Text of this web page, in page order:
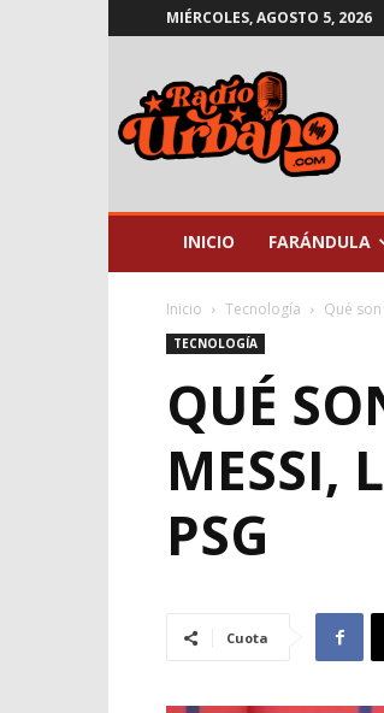
MIÉRCOLES, AGOSTO 5, 2026
INICIO FARÁNDULA
Inicio Tecnología Qué
TECNOLOGÍA
QUÉ
MESSI,
PSG
Cuota